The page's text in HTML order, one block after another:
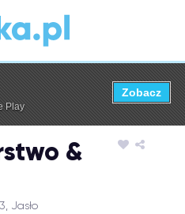
&
Jasło
Play
Zobacz